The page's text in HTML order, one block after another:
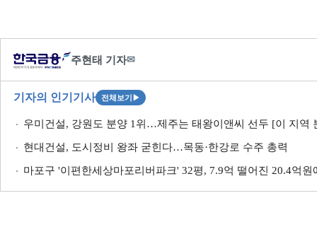
주현태 기자✉
기자의 인기기사 전체보기 ▶
우미건설, 강원도 분양 1위…제주는 태왕이앤씨 선두 [이 지역
현대건설, 도시정비 왕좌 굳힌다…목동·한강로 수주 총력
마포구 '이편한세상마포리버파크' 32평, 7.9억 떨어진 20.4억